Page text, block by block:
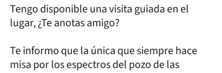
Tengo disponible una visita guiada en el
lugar, ¿Te anotas amigo?
Te informo que la única que siempre hace
misa por los espectros del pozo de las